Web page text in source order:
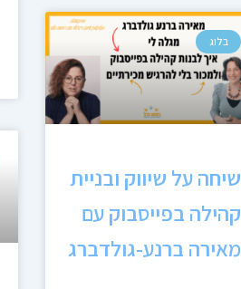
בלוג
שיחה על שיווק ובניית
קהילה בפייסבוק עם
מאירה ברנע-גולדברג